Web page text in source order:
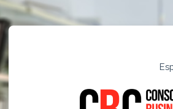
Salta al contenido principal